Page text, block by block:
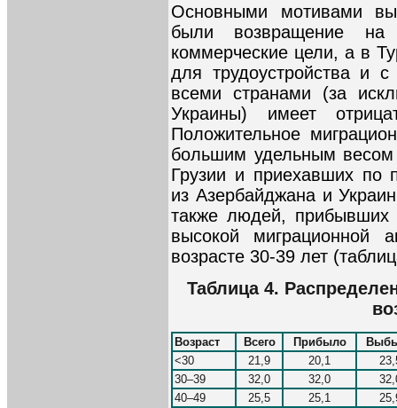
Основными мотивами
были возвращение
коммерческие цели, а в
для трудоустройства и
всеми странами (за
Украины) имеет
Положительное
большим удельным
Грузии и приехавших по
из Азербайджана и
также людей, прибывших
высокой миграционной
возрасте 30-39 лет
Таблица 4.
Возраст Всего Прибыло
<30
21,9 20,1
30–39
32,0 32,0
40–49
25,5 25,1